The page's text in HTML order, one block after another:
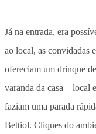
Já na entrada, era
ao local, as convidadas
ofereciam um drinque
varanda da casa – local
faziam uma parada
Bettiol. Cliques do